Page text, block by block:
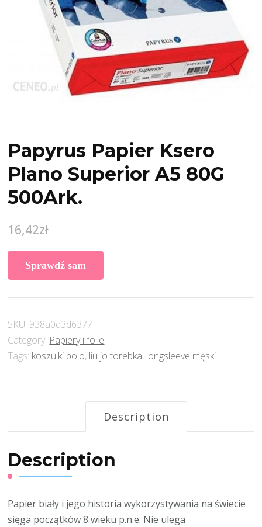
Papyrus Papier Ksero
Plano Superior A5 80G
500Ark.
16,42zł
Sprawdź sam
SKU: 938a0d3d6377
Category: Papiery i folie
Tags: koszulki polo, liu jo torebka, longsleeve męski
Description
Description
Papier biały i jego historia wykorzystywania na świecie
sięga początków 8 wieku p.n.e. Nie ulega